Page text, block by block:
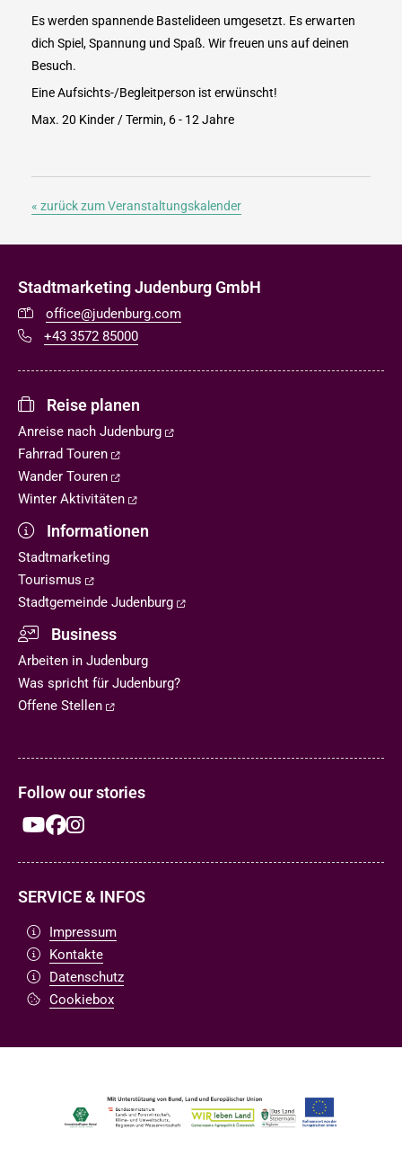
Es werden spannende Bastelideen umgesetzt. Es erwarten
dich Spiel, Spannung und Spaß. Wir freuen uns auf deinen
Besuch.
Eine Aufsichts-/Begleitperson ist erwünscht!
Max. 20 Kinder / Termin, 6 - 12 Jahre
« zurück zum Veranstaltungskalender
Stadtmarketing Judenburg GmbH
office@judenburg.com
+43 3572 85000
Reise planen
Anreise nach Judenburg
Fahrrad Touren
Wander Touren
Winter Aktivitäten
Informationen
Stadtmarketing
Tourismus
Stadtgemeinde Judenburg
Business
Arbeiten in Judenburg
Was spricht für Judenburg?
Offene Stellen
Follow our stories
SERVICE & INFOS
Impressum
Kontakte
Datenschutz
Cookiebox